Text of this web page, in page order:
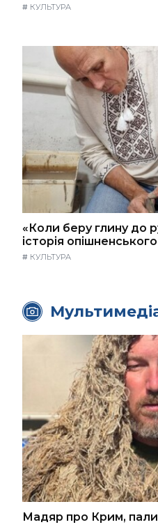
# КУЛЬТУРА
«Коли беру глину до
історія
# КУЛЬТУРА
Мадяр про Крим,